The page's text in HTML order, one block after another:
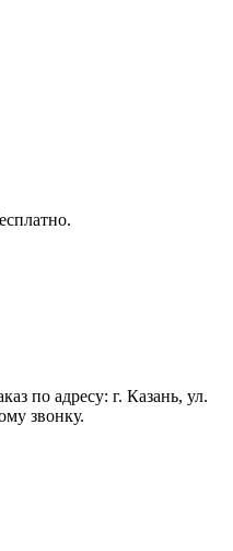
по адресу: г. Казань, ул.
звонку.